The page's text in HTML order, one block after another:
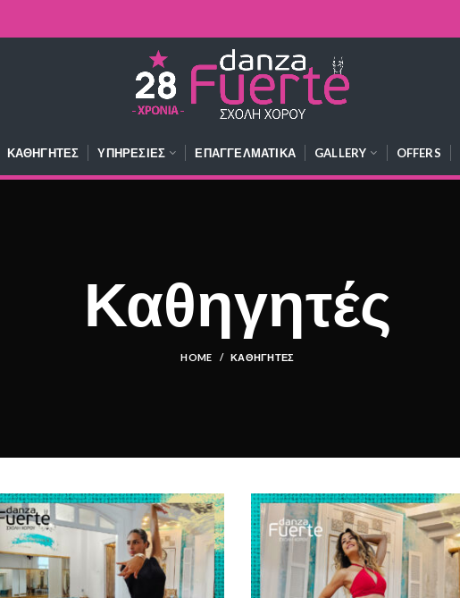
ΚΑΘΗΓΗΤΈΣ ΥΠΗΡΕΣΊΕΣ ΕΠΑΓΓΕΛΜΑΤΙΚΆ GALLERY OFFERS
Καθηγητές
HOME ΚΑΘΗΓΗΤΈΣ